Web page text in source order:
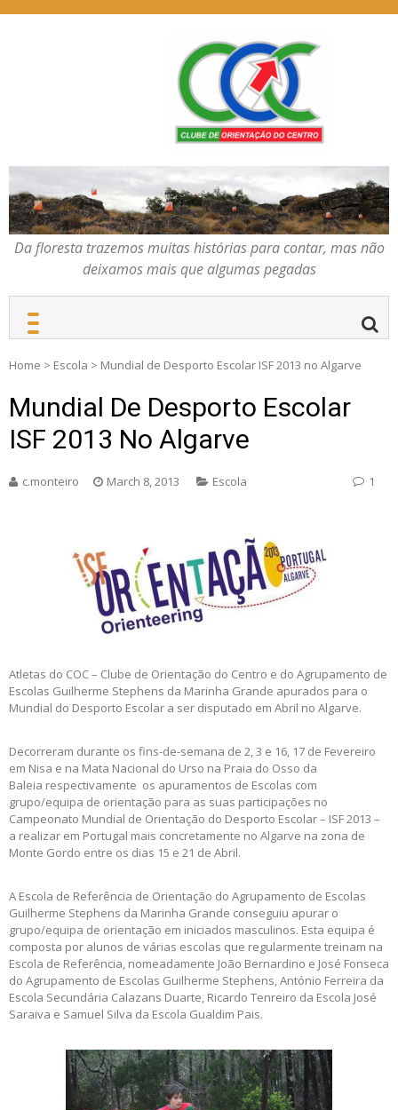
COC – CLUBE DE
ORIENTAÇÃO DO
CENTRO
Da floresta trazemos
muitas histórias para
contar, mas não deixamos
mais que algumas
pegadas
Da floresta trazemos muitas histórias para contar, mas não
deixamos mais que algumas pegadas
Home > Escola > Mundial de Desporto Escolar ISF 2013 no Algarve
Mundial De Desporto Escolar
ISF 2013 No Algarve
c.monteiro March 8, 2013 Escola 1
Atletas do COC – Clube de Orientação do Centro e do Agrupamento de
Escolas Guilherme Stephens da Marinha Grande apurados para o
Mundial do Desporto Escolar a ser disputado em Abril no Algarve.
Decorreram durante os fins-de-semana de 2, 3 e 16, 17 de Fevereiro
em Nisa e na Mata Nacional do Urso na Praia do Osso da
Baleia respectivamente os apuramentos de Escolas com
grupo/equipa de orientação para as suas participações no
Campeonato Mundial de Orientação do Desporto Escolar – ISF 2013 –
a realizar em Portugal mais concretamente no Algarve na zona de
Monte Gordo entre os dias 15 e 21 de Abril.
A Escola de Referência de Orientação do Agrupamento de Escolas
Guilherme Stephens da Marinha Grande conseguiu apurar o
grupo/equipa de orientação em iniciados masculinos. Esta equipa é
composta por alunos de várias escolas que regularmente treinam na
Escola de Referência, nomeadamente João Bernardino e José Fonseca
do Agrupamento de Escolas Guilherme Stephens, António Ferreira da
Escola Secundária Calazans Duarte, Ricardo Tenreiro da Escola José
Saraiva e Samuel Silva da Escola Gualdim Pais.